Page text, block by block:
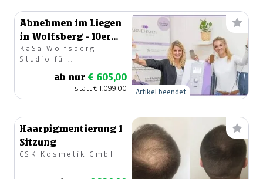
Abnehmen im Liegen
in Wolfsberg - 10er
Block
KaSa Wolfsberg -
Studio für
geistiges
Wohlbefinden OG
ab nur € 605,00
statt€ 1.099,00 Artikel beendet
Haarpigmentierung 1
Sitzung
CSK Kosmetik GmbH